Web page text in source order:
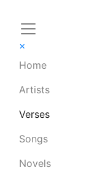
×
Home
Artists
Verses
Songs
Novels